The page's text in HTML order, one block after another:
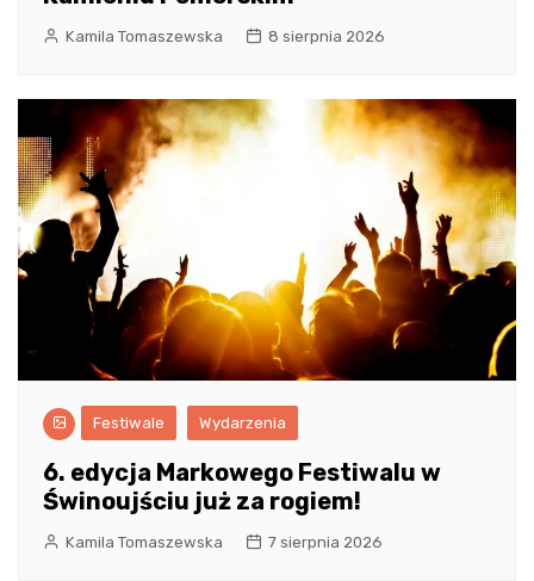
Kamila Tomaszewska 8 sierpnia 2026
Festiwale Wydarzenia
6. edycja Markowego Festiwalu w
Świnoujściu już za rogiem!
Kamila Tomaszewska 7 sierpnia 2026